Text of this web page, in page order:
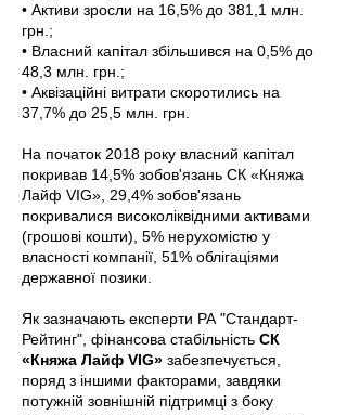
• Активи зросли на 16,5% до 381,1 млн.
грн.;
• Власний капітал збільшився на 0,5% до
48,3 млн. грн.;
• Аквізаційні витрати скоротились на
37,7% до 25,5 млн. грн.
На початок 2018 року власний капітал
покривав 14,5% зобов'язань СК «Княжа
Лайф VIG», 29,4% зобов'язань
покривалися високоліквідними активами
(грошові кошти), 5% нерухомістю у
власності компанії, 51% облігаціями
державної позики.
Як зазначають експерти РА "Стандарт-
Рейтинг", фінансова стабільність СК
«Княжа Лайф VIG» забезпечується,
поряд з іншими факторами, завдяки
потужній зовнішній підтримці з боку